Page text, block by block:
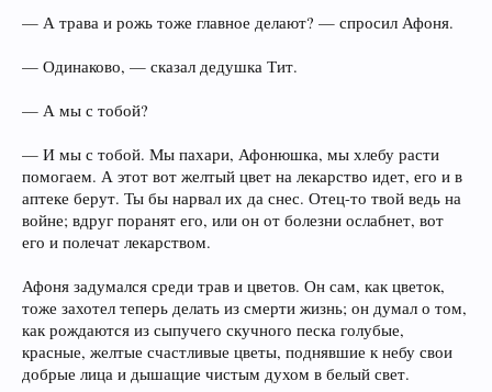
— А трава и рожь тоже главное делают? — спросил Афоня.
— Одинаково, — сказал дедушка Тит.
— А мы с тобой?
— И мы с тобой. Мы пахари, Афонюшка, мы хлебу расти
помогаем. А этот вот желтый цвет на лекарство идет, его и в
аптеке берут. Ты бы нарвал их да снес. Отец-то твой ведь на
войне; вдруг поранят его, или он от болезни ослабнет, вот
его и полечат лекарством.
Афоня задумался среди трав и цветов. Он сам, как цветок,
тоже захотел теперь делать из смерти жизнь; он думал о том,
как рождаются из сыпучего скучного песка голубые,
красные, желтые счастливые цветы, поднявшие к небу свои
добрые лица и дышащие чистым духом в белый свет.